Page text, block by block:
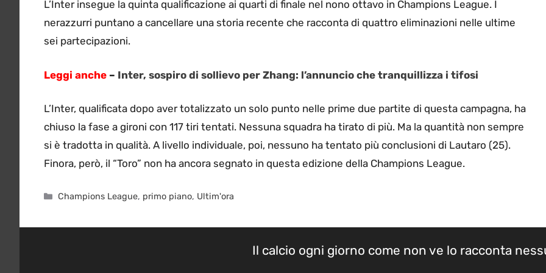
L’Inter insegue la quinta qualificazione ai quarti di finale nel nono ottavo in Champions League. I
nerazzurri puntano a cancellare una storia recente che racconta di quattro eliminazioni nelle ultime
sei partecipazioni.
Leggi anche – Inter, sospiro di sollievo per Zhang: l’annuncio che tranquillizza i tifosi
L’Inter, qualificata dopo aver totalizzato un solo punto nelle prime due partite di questa campagna, ha
chiuso la fase a gironi con 117 tiri tentati. Nessuna squadra ha tirato di più. Ma la quantità non sempre
si è tradotta in qualità. A livello individuale, poi, nessuno ha tentato più conclusioni di Lautaro (25).
Finora, però, il “Toro” non ha ancora segnato in questa edizione della Champions League.
Categorie
Champions League, primo piano, Ultim'ora
Il calcio ogni giorno come non ve lo racconta